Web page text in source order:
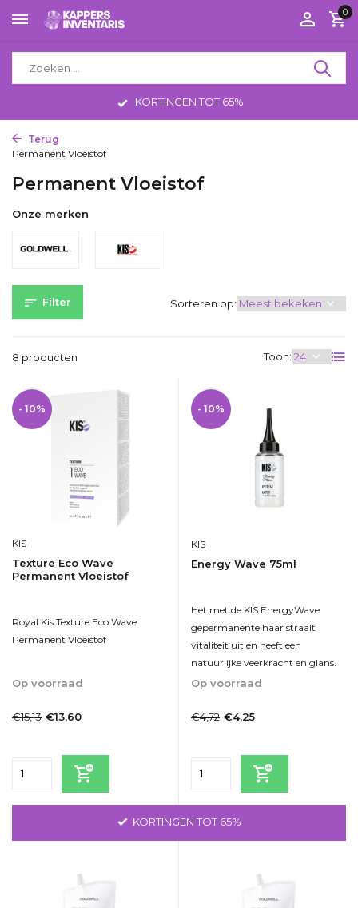
0
KORTINGEN TOT 65%
Terug
Permanent Vloeistof
Permanent Vloeistof
Onze merken
Filter
8 producten Toon:
Sorteren op:
- 10%
KIS
Texture Eco Wave
Permanent Vloeistof
Royal Kis Texture Eco Wave
Permanent Vloeistof
Op voorraad
€15,13 €13,60
- 10%
KIS
Energy Wave 75ml
Het met de KIS EnergyWave
gepermanente haar straalt
vitaliteit uit en heeft een
natuurlijke veerkracht en glans.
Op voorraad
€4,72 €4,25
KORTINGEN TOT 65%